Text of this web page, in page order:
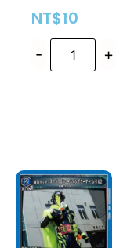
NT$10
- +